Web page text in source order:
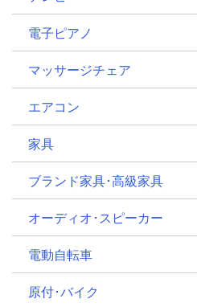
電子ピアノ
マッサージチェア
エアコン
家具
ブランド家具･高級家具
オーディオ･スピーカー
電動自転車
原付･バイク